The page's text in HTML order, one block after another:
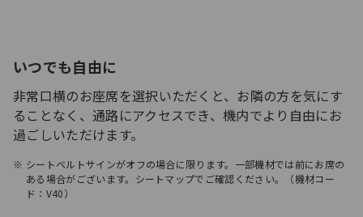
いつでも自由に
非常口横のお座席を選択いただくと、お隣の方を気にす
ることなく、通路にアクセスでき、機内でより自由にお
過ごしいただけます。
シートベルトサインがオフの場合に限ります。一部機材では前にお席の
ある場合がございます。シートマップでご確認ください。（機材コー
ド：V40）